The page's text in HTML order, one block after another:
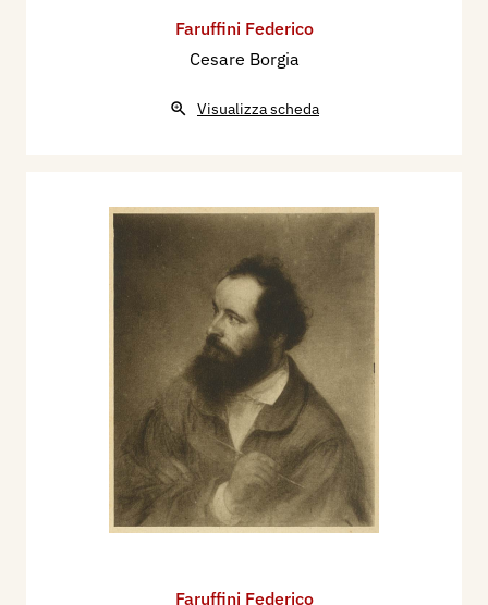
Faruffini Federico
Cesare Borgia
Visualizza scheda
Faruffini Federico